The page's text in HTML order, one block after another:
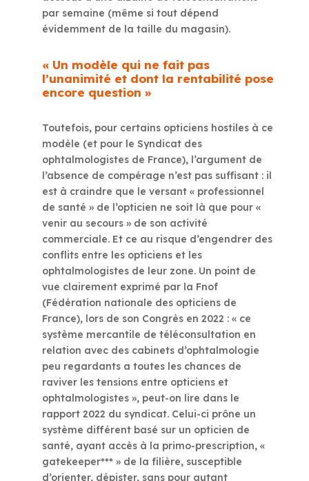
par semaine (même si tout dépend
évidemment de la taille du magasin).
« Un modèle qui ne fait pas
l’unanimité et dont la rentabilité pose
encore question »
Toutefois, pour certains opticiens hostiles à ce
modèle (et pour le Syndicat des
ophtalmologistes de France), l’argument de
l’absence de compérage n’est pas suffisant : il
est à craindre que le versant « professionnel
de santé » de l’opticien ne soit là que pour «
venir au secours » de son activité
commerciale. Et ce au risque d’engendrer des
conflits entre les opticiens et les
ophtalmologistes de leur zone. Un point de
vue clairement exprimé par la Fnof
(Fédération nationale des opticiens de
France), lors de son Congrès en 2022 : « ce
système mercantile de téléconsultation en
relation avec des cabinets d’ophtalmologie
peu regardants a toutes les chances de
raviver les tensions entre opticiens et
ophtalmologistes », peut-on lire dans le
rapport 2022 du syndicat. Celui-ci prône un
système différent basé sur un opticien de
santé, ayant accès à la primo-prescription, «
gatekeeper*** » de la filière, susceptible
d’orienter, dépister, sans pour autant